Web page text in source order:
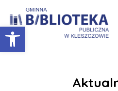
Otwórz pasek narzędzi